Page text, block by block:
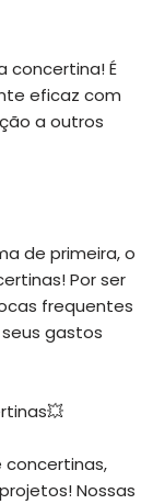
concertina! É
eficaz com
a outros
de primeira, o
Por ser
frequentes
gastos
Nossas